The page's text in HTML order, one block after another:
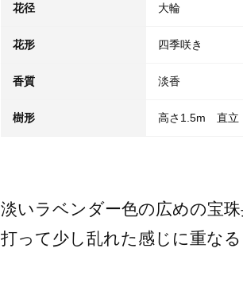
花径 大輪
花形 四季咲き
香質 淡香
樹形 高さ1.5m 直立
淡いラベンダー色の広めの宝
打って少し乱れた感じに重なる